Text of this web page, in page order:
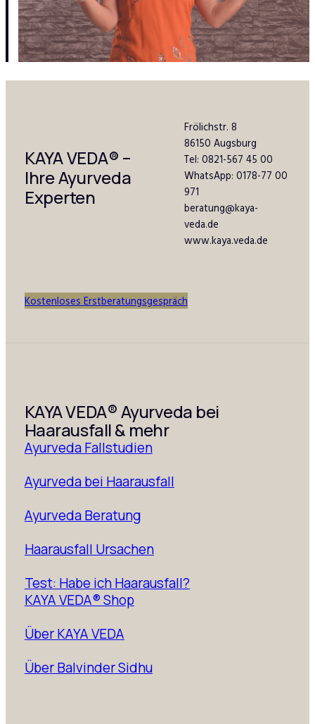
KAYA VEDA® –
Ihre Ayurveda
Experten
Frölichstr. 8
86150 Augsburg
Tel: 0821-567 45 00
WhatsApp: 0178-77 00
971
beratung@kaya-
veda.de
www.kaya.veda.de
Kostenloses Erstberatungsgespräch
KAYA VEDA® Ayurveda bei
Haarausfall & mehr
Ayurveda Fallstudien
Ayurveda bei Haarausfall
Ayurveda Beratung
Haarausfall Ursachen
Test: Habe ich Haarausfall?
KAYA VEDA® Shop
Über KAYA VEDA
Über Balvinder Sidhu